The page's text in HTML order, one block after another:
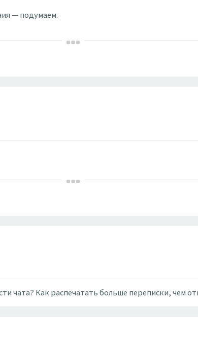
— подумаем.
чата? Как распечатать больше переписки, чем